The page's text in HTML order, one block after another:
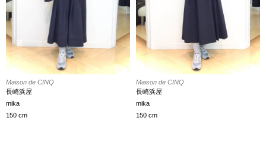
Maison de CINQ
長崎浜屋
mika
150 cm
Maison de CINQ
長崎浜屋
mika
150 cm